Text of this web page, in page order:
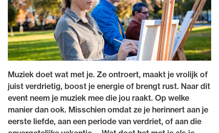
Muziek doet wat met je. Ze ontroert, maakt je vrolijk of
juist verdrietig, boost je energie of brengt rust. Naar dit
event neem je muziek mee die jou raakt. Op welke
manier dan ook. Misschien omdat ze je herinnert aan je
eerste liefde, aan een periode van verdriet, of aan die